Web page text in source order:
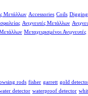
Μετάλλων Accessories Coils
Ανιχνευτές Μετάλλων
Μεταχειρισμένοι Ανιχνευτές
rods fisher garrett gold
detector waterproof detector